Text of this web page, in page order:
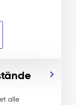
alle